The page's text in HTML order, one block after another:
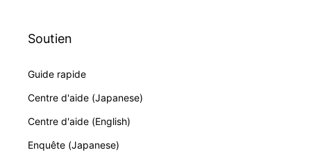
Soutien
Guide rapide
Centre d'aide (Japanese)
Centre d'aide (English)
Enquête (Japanese)